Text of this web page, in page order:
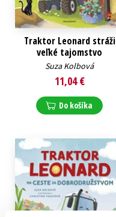
Traktor Leonard stráži
veľké tajomstvo
Suza Kolbová
11,04 €
Do košíka